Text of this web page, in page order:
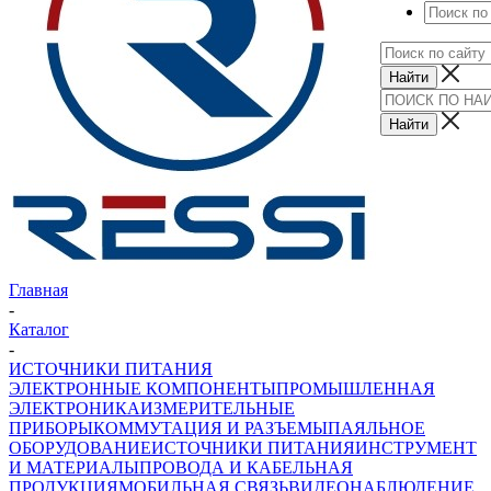
Главная
-
Каталог
-
ИСТОЧНИКИ ПИТАНИЯ
ЭЛЕКТРОННЫЕ КОМПОНЕНТЫПРОМЫШЛЕННАЯ
ЭЛЕКТРОНИКАИЗМЕРИТЕЛЬНЫЕ
ПРИБОРЫКОММУТАЦИЯ И РАЗЪЕМЫПАЯЛЬНОЕ
ОБОРУДОВАНИЕИСТОЧНИКИ ПИТАНИЯИНСТРУМЕНТ
И МАТЕРИАЛЫПРОВОДА И КАБЕЛЬНАЯ
ПРОДУКЦИЯМОБИЛЬНАЯ СВЯЗЬВИДЕОНАБЛЮДЕНИЕ